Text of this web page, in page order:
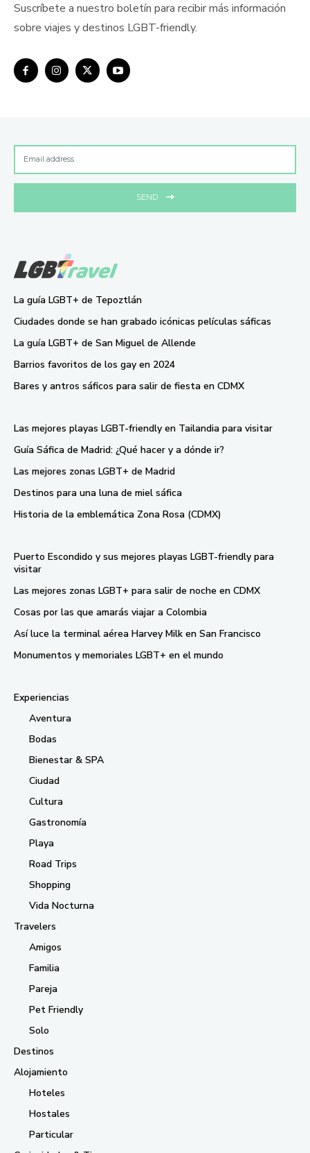
Suscríbete a nuestro boletín para recibir más información
sobre viajes y destinos LGBT-friendly.
SEND
La guía LGBT+ de Tepoztlán
Ciudades donde se han grabado icónicas películas sáficas
La guía LGBT+ de San Miguel de Allende
Barrios favoritos de los gay en 2024
Bares y antros sáficos para salir de fiesta en CDMX
Las mejores playas LGBT-friendly en Tailandia para visitar
Guía Sáfica de Madrid: ¿Qué hacer y a dónde ir?
Las mejores zonas LGBT+ de Madrid
Destinos para una luna de miel sáfica
Historia de la emblemática Zona Rosa (CDMX)
Puerto Escondido y sus mejores playas LGBT-friendly para
visitar
Las mejores zonas LGBT+ para salir de noche en CDMX
Cosas por las que amarás viajar a Colombia
Así luce la terminal aérea Harvey Milk en San Francisco
Monumentos y memoriales LGBT+ en el mundo
Experiencias
Aventura
Bodas
Bienestar & SPA
Ciudad
Cultura
Gastronomía
Playa
Road Trips
Shopping
Vida Nocturna
Travelers
Amigos
Familia
Pareja
Pet Friendly
Solo
Destinos
Alojamiento
Hoteles
Hostales
Particular